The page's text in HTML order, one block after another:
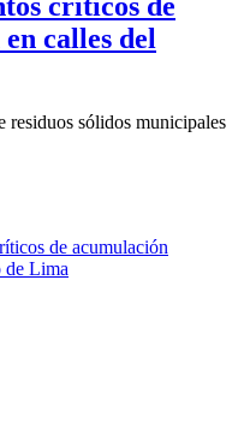
críticos de
calles del
residuos sólidos municipales